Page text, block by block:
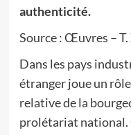
authenticité.
Source : Œuvres –
Dans les pays
étranger joue un
relative de la
prolétariat national.